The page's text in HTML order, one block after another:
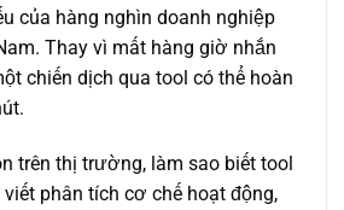
của hàng nghìn doanh nghiệp
Thay vì mất hàng giờ nhắn
chiến dịch qua tool có thể hoàn
trên thị trường, làm sao biết tool
phân tích cơ chế hoạt động,